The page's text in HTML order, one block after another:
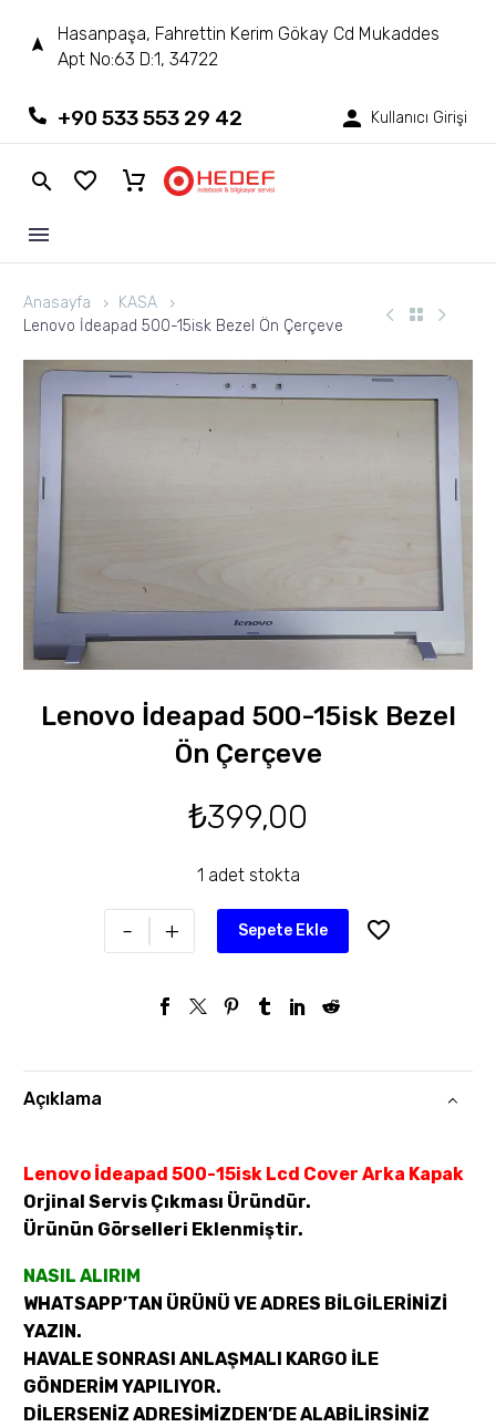
Hasanpaşa, Fahrettin Kerim Gökay Cd Mukaddes
Apt No:63 D:1, 34722
+90 533 553 29 42 Kullanıcı Girişi
Anasayfa
KASA
Lenovo İdeapad 500-15isk Bezel Ön Çerçeve
Lenovo İdeapad 500-15isk Bezel
Ön Çerçeve
₺399,00
1 adet stokta
- + Sepete Ekle
Açıklama
Lenovo İdeapad 500-15isk Lcd Cover Arka Kapak
Orjinal Servis Çıkması Üründür.
Ürünün Görselleri Eklenmiştir.
NASIL ALIRIM
WHATSAPP’TAN ÜRÜNÜ VE ADRES BİLGİLERİNİZİ
YAZIN.
HAVALE SONRASI ANLAŞMALI KARGO İLE
GÖNDERİM YAPILIYOR.
DİLERSENİZ ADRESİMİZDEN’DE ALABİLİRSİNİZ